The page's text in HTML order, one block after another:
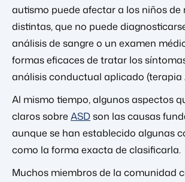
autismo puede afectar a los niños
distintas, que no puede
análisis de sangre o un examen
formas eficaces de tratar los
análisis conductual aplicado (terapia
Al mismo tiempo, algunos aspectos
claros sobre ASDson las causas
aunque se han establecido algunas
como la forma exacta de clasificarla.
Muchos miembros de la comunidad